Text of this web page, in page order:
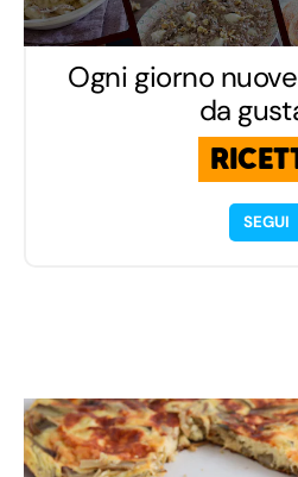
Ogni giorno
da
SEGUI